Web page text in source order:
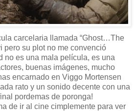
carcelaria llamada “Ghost…The
pero su plot no me convenció
no es una mala película, es una
buenas imágenes, mucho
encarnado en Viggo Mortensen
rato y un sonido decente con una
pordemas de poronga!
de ir al cine cimplemente para ver